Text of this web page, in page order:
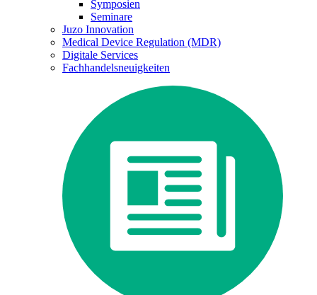
Symposien
Seminare
Juzo Innovation
Medical Device Regulation (MDR)
Digitale Services
Fachhandelsneuigkeiten